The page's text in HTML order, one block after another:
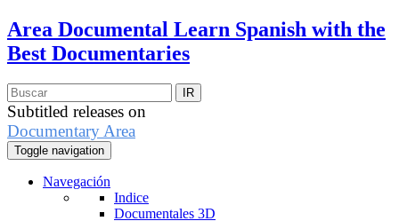
Area Documental Learn Spanish with the
Best Documentaries
Subtitled releases on
Documentary Area
Toggle navigation
Navegación
Indice
Documentales 3D